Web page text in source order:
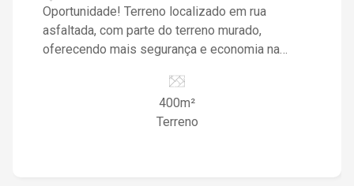
Oportunidade! Terreno localizado em rua
asfaltada, com parte do terreno murado,
oferecendo mais segurança e economia na
400m²
Terreno